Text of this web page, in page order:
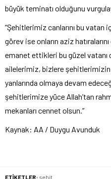
büyük teminatı olduğunu
“Şehitlerimiz canlarını bu
görev ise onların aziz
emanet ettikleri bu güzel vatanı
ailelerimiz, bizlere
yanlarında olmaya devam
şehitlerimize yüce Allah’tan
mekanları cennet olsun.”
Kaynak: AA / Duygu Avunduk
ETİKETLER: şehit